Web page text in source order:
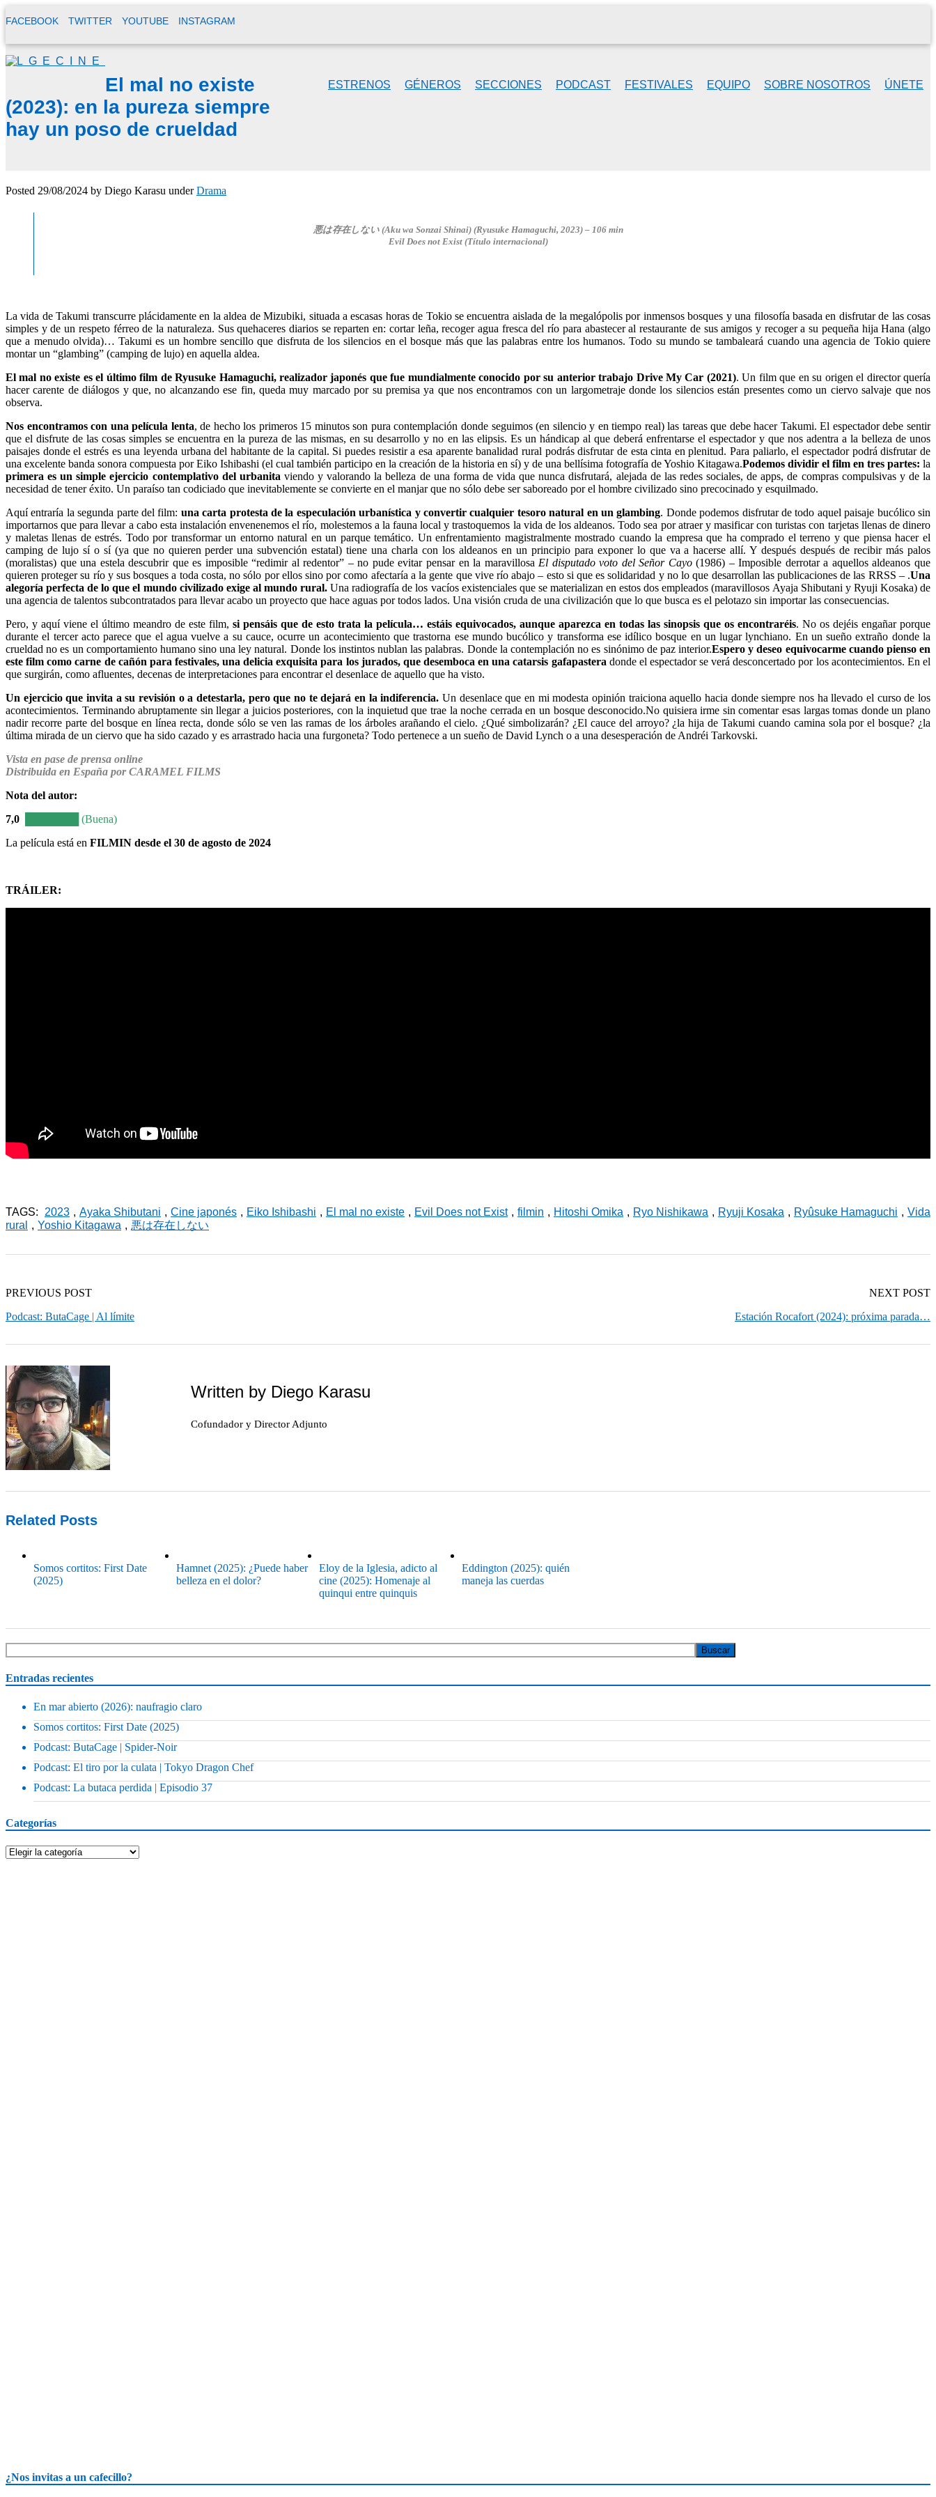
FACEBOOK TWITTER YOUTUBE INSTAGRAM
ESTRENOS GÉNEROS SECCIONES PODCAST FESTIVALES EQUIPO SOBRE NOSOTROS ÚNETE
El mal no existe
(2023): en la pureza siempre
hay un poso de crueldad
Posted 29/08/2024 by Diego Karasu underDrama
悪は存在しない (Aku wa Sonzai Shinai) (Ryusuke Hamaguchi, 2023) – 106 min
Evil Does not Exist (Título internacional)
La vida de Takumi transcurre plácidamente en la aldea de Mizubiki, situada a escasas horas de Tokio se encuentra aislada de la megalópolis por inmensos bosques y una filosofía basada en disfrutar de las cosas
simples y de un respeto férreo de la naturaleza. Sus quehaceres diarios se reparten en: cortar leña, recoger agua fresca del río para abastecer al restaurante de sus amigos y recoger a su pequeña hija Hana (algo
que a menudo olvida)… Takumi es un hombre sencillo que disfruta de los silencios en el bosque más que las palabras entre los humanos. Todo su mundo se tambaleará cuando una agencia de Tokio quiere
montar un “glambing” (camping de lujo) en aquella aldea.
El mal no existe es el último film de Ryusuke Hamaguchi, realizador japonés que fue mundialmente conocido por su anterior trabajo Drive My Car (2021). Un film que en su origen el director quería
hacer carente de diálogos y que, no alcanzando ese fin, queda muy marcado por su premisa ya que nos encontramos con un largometraje donde los silencios están presentes como un ciervo salvaje que nos
observa.
Nos encontramos con una película lenta, de hecho los primeros 15 minutos son pura contemplación donde seguimos (en silencio y en tiempo real) las tareas que debe hacer Takumi. El espectador debe sentir
que el disfrute de las cosas simples se encuentra en la pureza de las mismas, en su desarrollo y no en las elipsis. Es un hándicap al que deberá enfrentarse el espectador y que nos adentra a la belleza de unos
paisajes donde el estrés es una leyenda urbana del habitante de la capital. Si puedes resistir a esa aparente banalidad rural podrás disfrutar de esta cinta en plenitud. Para paliarlo, el espectador podrá disfrutar de
una excelente banda sonora compuesta por Eiko Ishibashi (el cual también participo en la creación de la historia en sí) y de una bellísima fotografía de Yoshio Kitagawa.Podemos dividir el film en tres partes: la
primera es un simple ejercicio contemplativo del urbanita viendo y valorando la belleza de una forma de vida que nunca disfrutará, alejada de las redes sociales, de apps, de compras compulsivas y de la
necesidad de tener éxito. Un paraíso tan codiciado que inevitablemente se convierte en el manjar que no sólo debe ser saboreado por el hombre civilizado sino precocinado y esquilmado.
Aquí entraría la segunda parte del film: una carta protesta de la especulación urbanística y convertir cualquier tesoro natural en un glambing. Donde podemos disfrutar de todo aquel paisaje bucólico sin
importarnos que para llevar a cabo esta instalación envenenemos el río, molestemos a la fauna local y trastoquemos la vida de los aldeanos. Todo sea por atraer y masificar con turistas con tarjetas llenas de dinero
y maletas llenas de estrés. Todo por transformar un entorno natural en un parque temático. Un enfrentamiento magistralmente mostrado cuando la empresa que ha comprado el terreno y que piensa hacer el
camping de lujo sí o sí (ya que no quieren perder una subvención estatal) tiene una charla con los aldeanos en un principio para exponer lo que va a hacerse allí. Y después después de recibir más palos
(moralistas) que una estela descubrir que es imposible “redimir al redentor” – no pude evitar pensar en la maravillosa El disputado voto del Señor Cayo(1986) – Imposible derrotar a aquellos aldeanos que
quieren proteger su río y sus bosques a toda costa, no sólo por ellos sino por como afectaría a la gente que vive río abajo – esto si que es solidaridad y no lo que desarrollan las publicaciones de las RRSS – .Una
alegoría perfecta de lo que el mundo civilizado exige al mundo rural. Una radiografía de los vacíos existenciales que se materializan en estos dos empleados (maravillosos Ayaja Shibutani y Ryuji Kosaka) de
una agencia de talentos subcontratados para llevar acabo un proyecto que hace aguas por todos lados. Una visión cruda de una civilización que lo que busca es el pelotazo sin importar las consecuencias.
Pero, y aquí viene el último meandro de este film, si pensáis que de esto trata la película… estáis equivocados, aunque aparezca en todas las sinopsis que os encontraréis. No os dejéis engañar porque
durante el tercer acto parece que el agua vuelve a su cauce, ocurre un acontecimiento que trastorna ese mundo bucólico y transforma ese idílico bosque en un lugar lynchiano. En un sueño extraño donde la
crueldad no es un comportamiento humano sino una ley natural. Donde los instintos nublan las palabras. Donde la contemplación no es sinónimo de paz interior.Espero y deseo equivocarme cuando pienso en
este film como carne de cañón para festivales, una delicia exquisita para los jurados, que desemboca en una catarsis gafapastera donde el espectador se verá desconcertado por los acontecimientos. En el
que surgirán, como afluentes, decenas de interpretaciones para encontrar el desenlace de aquello que ha visto.
Un ejercicio que invita a su revisión o a detestarla, pero que no te dejará en la indiferencia. Un desenlace que en mi modesta opinión traiciona aquello hacia donde siempre nos ha llevado el curso de los
acontecimientos. Terminando abruptamente sin llegar a juicios posteriores, con la inquietud que trae la noche cerrada en un bosque desconocido.No quisiera irme sin comentar esas largas tomas donde un plano
nadir recorre parte del bosque en línea recta, donde sólo se ven las ramas de los árboles arañando el cielo. ¿Qué simbolizarán? ¿El cauce del arroyo? ¿la hija de Takumi cuando camina sola por el bosque? ¿la
última mirada de un ciervo que ha sido cazado y es arrastrado hacia una furgoneta? Todo pertenece a un sueño de David Lynch o a una desesperación de Andréi Tarkovski.
Vista en pase de prensa online
Distribuida en España por CARAMEL FILMS
Nota del autor:
7,0
███████ (Buena)
La película está en FILMIN desde el 30 de agosto de 2024
TRÁILER:
TAGS: 2023 , Ayaka Shibutani , Cine japonés , Eiko Ishibashi , El mal no existe , Evil Does not Exist , filmin , Hitoshi Omika , Ryo Nishikawa , Ryuji Kosaka , Ryûsuke Hamaguchi , Vida
rural
, Yoshio Kitagawa , 悪は存在しない
PREVIOUS POST
Podcast: ButaCage | Al límite
NEXT POST
Estación Rocafort (2024): próxima parada…
Written byDiego Karasu
Cofundador y Director Adjunto
Related Posts
Somos cortitos: First Date
(2025)
Hamnet (2025): ¿Puede haber
belleza en el dolor?
Eloy de la Iglesia, adicto al
cine (2025): Homenaje al
quinqui entre quinquis
Eddington (2025): quién
maneja las cuerdas
Entradas recientes
En mar abierto (2026): naufragio claro
Somos cortitos: First Date (2025)
Podcast: ButaCage | Spider-Noir
Podcast: El tiro por la culata | Tokyo Dragon Chef
Podcast: La butaca perdida | Episodio 37
Categorías
Categorías
¿Nos invitas a un cafecillo?